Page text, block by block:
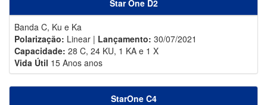
Star One D2
Banda C, Ku e Ka
Polarização: Linear | Lançamento: 30/07/2021
Capacidade: 28 C, 24 KU, 1 KA e 1 X
Vida Útil 15 Anos anos
StarOne C4